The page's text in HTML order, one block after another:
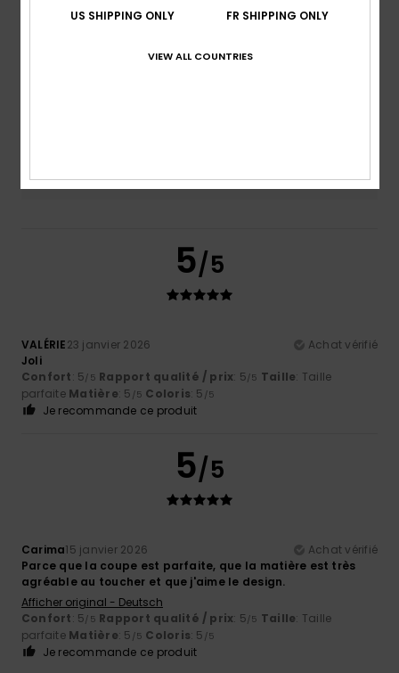
5.0
5.0
5/5
VALÉRIE23 janvier 2026
Achat vérifié
Joli
Confort: 5/5 Rapport qualité / prix: 5/5 Taille: Taille
parfaite Matière: 5 /5 Coloris: 5 /5
Je recommande ce produit
5/5
Carima15 janvier 2026
Achat vérifié
Parce que la coupe est parfaite, que la matière est très
agréable au toucher et que j'aime le design.
Afficher original - Deutsch
Confort: 5/5 Rapport qualité / prix: 5/5 Taille: Taille
parfaite Matière: 5 /5 Coloris: 5 /5
Je recommande ce produit
US SHIPPING ONLY FR SHIPPING ONLY
VIEW ALL COUNTRIES